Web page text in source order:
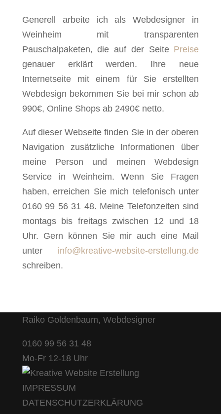
Generell arbeite ich als Webdesigner in
Weinheim mit transparenten
Pauschalpaketen, die auf der Seite Preise
genauer erklärt werden. Ihre neue
Internetseite mit einem für Sie erstellten
Webdesign bekommen Sie bei mir schon ab
990€, Online Shops ab 2490€ netto.
Auf dieser Webseite finden Sie in der oberen
Navigation zusätzliche Informationen über
meine Person und meinen Webdesign
Service in Weinheim. Wenn Sie Fragen
haben, erreichen Sie mich telefonisch unter
0160 99 56 31 48. Meine Telefonzeiten sind
montags bis freitags zwischen 12 und 18
Uhr. Gern können Sie mir auch eine Mail
unter info@kreative-website-erstellung.de
schreiben.
Raiko Goldenbaum, Webdesigner
0160 99 56 31 48
Mo-Fr 12-18 Uhr
IMPRESSUM
DATENSCHUTZERKLÄRUNG